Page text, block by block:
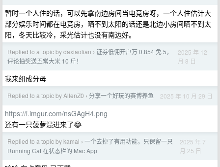
暂时一个人住的话，可以先拿南边房间当电竞房呀，一个人住估计大
部分娱乐时间都在电竞房，晒不到太阳的话还是北边小房间晒不到太
阳，冬天比较冷，采光估计也没有南边好。
Replied to a topic by daxiaolian › 证券低佣开户万 0.854 免 5，
评论抽奖送五常大米 10 斤！
2025 年 12
月 8 日
我来组成分母
Replied to a topic by AllenZ0 › 分享一个好玩的赛博养鱼 2025 年 10 月 29 日
https://i.imgur.com/nsGAgH4.png
还有一只菠萝混进来了😂
Replied to a topic by kamal › 一个去掉了有用功能，只保留一只
Running Cat 在状态栏的 Mac App
2025 年 7
月 25 日